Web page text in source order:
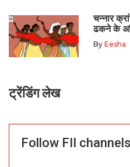
चन्नार
ढकने के
By Eesha
ट्रेंडिंग लेख
Follow FII